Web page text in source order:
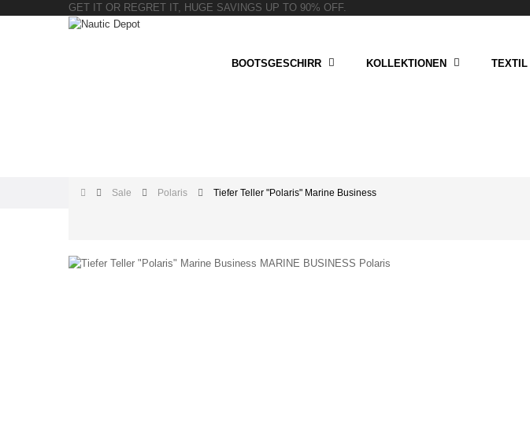
GET IT OR REGRET IT, HUGE SAVINGS UP TO 90% OFF.
BOOTSGESCHIRR KOLLEKTIONEN TEXTIL
Sale Polaris Tiefer Teller "Polaris" Marine Business